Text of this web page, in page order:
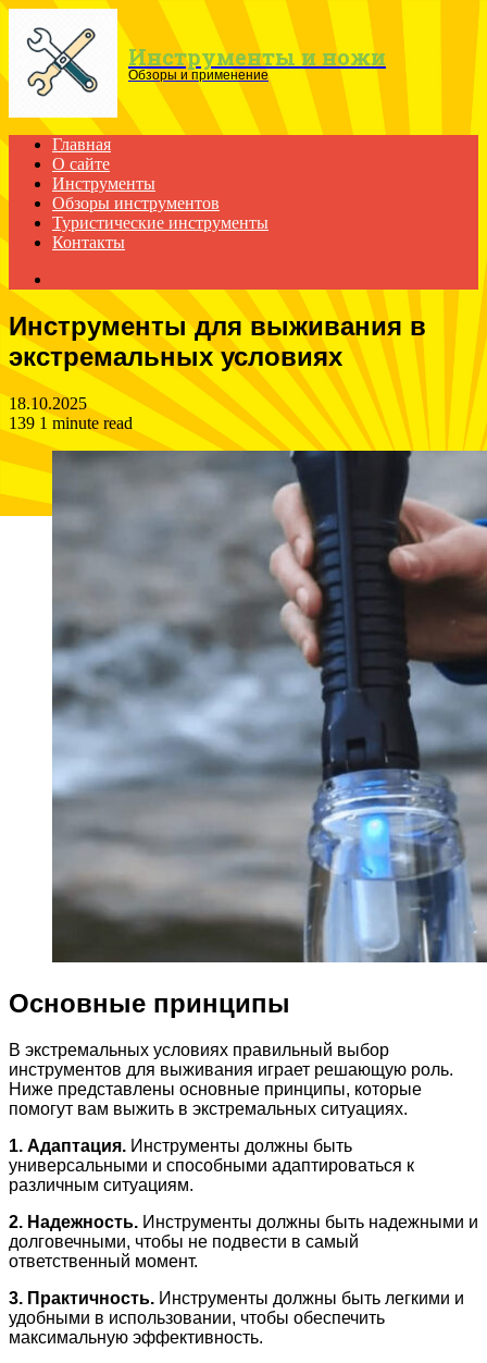
Menu
Инструменты и ножи
Обзоры и применение
Главная
О сайте
Инструменты
Обзоры инструментов
Туристические инструменты
Контакты
Инструменты для выживания в
экстремальных условиях
18.10.2025
139 1 minute read
Основные принципы
В экстремальных условиях правильный выбор
инструментов для выживания играет решающую роль.
Ниже представлены основные принципы, которые
помогут вам выжить в экстремальных ситуациях.
1. Адаптация. Инструменты должны быть
универсальными и способными адаптироваться к
различным ситуациям.
2. Надежность. Инструменты должны быть надежными и
долговечными, чтобы не подвести в самый
ответственный момент.
3. Практичность. Инструменты должны быть легкими и
удобными в использовании, чтобы обеспечить
максимальную эффективность.